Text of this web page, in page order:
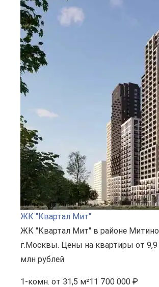
ЖК "Квартал Мит"
ЖК "Квартал Мит" в районе Митино
г.Москвы. Цены на квартиры от 9,9
млн рублей
1-комн. от 31,5 м²11 700 000 ₽